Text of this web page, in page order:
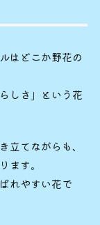
はどこか野花の
しさ」という花
立てながらも、
ます。
れやすい花で